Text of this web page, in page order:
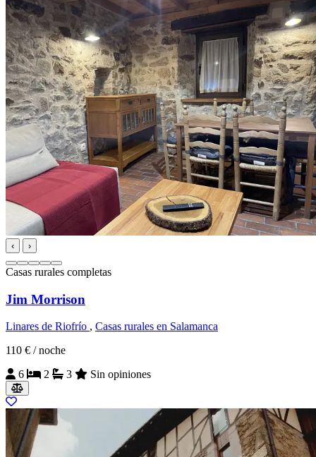
‹ ›
Casas rurales completas
Jim Morrison
Linares de Riofrío , Casas rurales en Salamanca
110 € / noche
6
2 3 Sin opiniones